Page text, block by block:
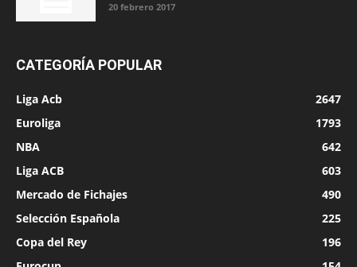
20 febrero 2017
CATEGORÍA POPULAR
Liga Acb
2647
Euroliga
1793
NBA
642
Liga ACB
603
Mercado de Fichajes
490
Selección Española
225
Copa del Rey
196